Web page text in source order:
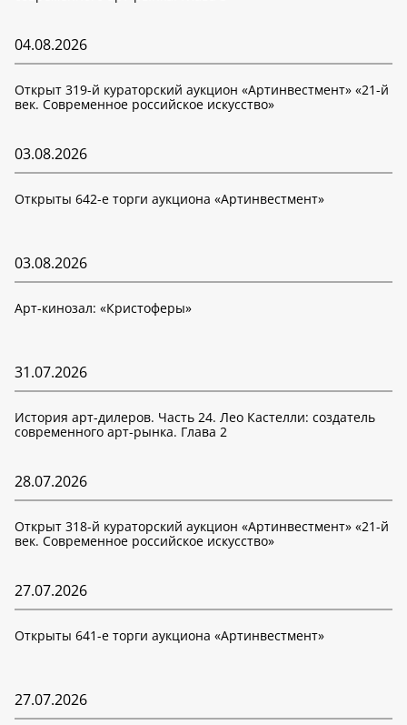
04.08.2026
Открыт 319-й кураторский аукцион «Артинвестмент» «21-й
век. Современное российское искусство»
03.08.2026
Открыты 642-е торги аукциона «Артинвестмент»
03.08.2026
Арт-кинозал: «Кристоферы»
31.07.2026
История арт-дилеров. Часть 24. Лео Кастелли: создатель
современного арт-рынка. Глава 2
28.07.2026
Открыт 318-й кураторский аукцион «Артинвестмент» «21-й
век. Современное российское искусство»
27.07.2026
Открыты 641-е торги аукциона «Артинвестмент»
27.07.2026